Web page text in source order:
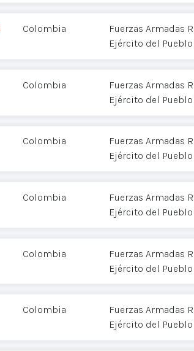
Colombia
Fuerzas Armadas
Ejército del Pueblo
Colombia
Fuerzas Armadas
Ejército del Pueblo
Colombia
Fuerzas Armadas
Ejército del Pueblo
Colombia
Fuerzas Armadas
Ejército del Pueblo
Colombia
Fuerzas Armadas
Ejército del Pueblo
Colombia
Fuerzas Armadas
Ejército del Pueblo